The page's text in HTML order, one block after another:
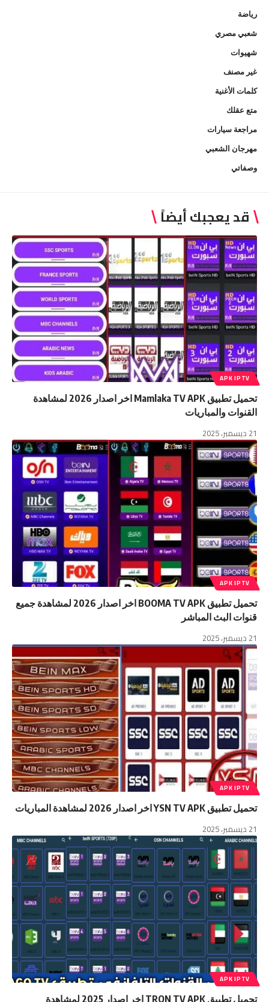
رياضة
شعبي مصري
شهيوات
غير مصنف
كلمات الأغنية
متع عقلك
مراجعة سيارات
مهرجان الشعبي
وصفاتي
قد يعجبك أيضاً
APK IPTV
تحميل تطبيق Mamlaka TV APK اخر اصدار 2026 لمشاهدة
القنوات والمباريات
21 ديسمبر، 2025
APK IPTV
تحميل تطبيق BOOMA TV APK اخر اصدار 2026 لمشاهدة جميع
قنوات البث المباشر
21 ديسمبر، 2025
APK IPTV
تحميل تطبيق YSN TV APK اخر اصدار 2026 لمشاهدة المباريات
21 ديسمبر، 2025
APK IPTV
تحميل تطبيق TRON TV APK اخر اصدار 2025 لمشاهدة